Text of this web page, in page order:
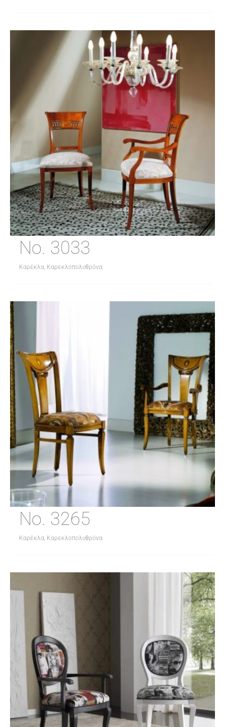
No. 3033
Καρέκλα, Καρεκλοπολυθρόνα
No. 3265
Καρέκλα, Καρεκλοπολυθρόνα